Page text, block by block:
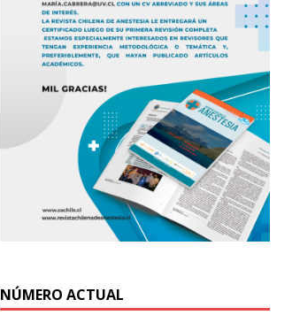
NÚMERO ACTUAL